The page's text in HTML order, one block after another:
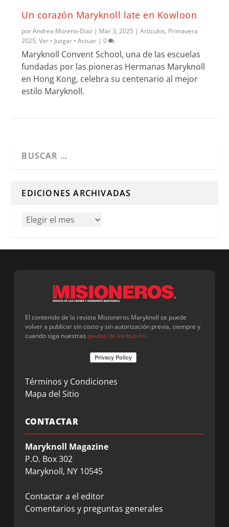
Un corazón Maryknoll late en Kowloon
porAndrea Moreno-Diaz | Mar 3, 2025 |Artículos, Primavera
2025,Ver • Juzgar • Actuar |0
Maryknoll Convent School, una de las escuelas
fundadas por las pioneras Hermanas Maryknoll
en Hong Kong, celebra su centenario al mejor
estilo Maryknoll.
EDICIONES ARCHIVADAS
El contenido de la revista Misioneros Maryknoll se puede
volver a publicar sin costo y sin autorización previa, siempre y
cuando siga nuestras pautas de atribución.
Términos y Condiciones
Mapa del Sitio
CONTACTAR
Maryknoll Magazine
P.O. Box 302
Maryknoll, NY 10545
Contactar a el editor
Comentarios y preguntas generales